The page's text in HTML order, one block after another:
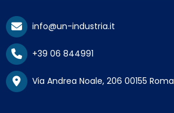
info@un-industria.it
+39 06 844991
Via Andrea Noale, 206 00155 Roma